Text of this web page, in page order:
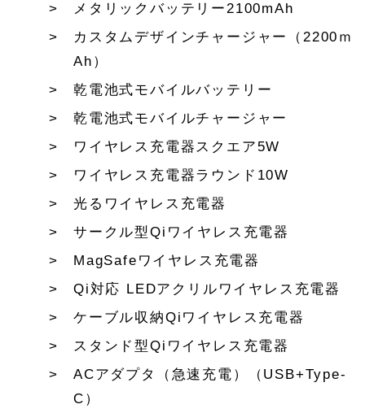
メタリックバッテリー2100mAh
カスタムデザインチャージャー（2200ｍ
Ah）
乾電池式モバイルバッテリー
乾電池式モバイルチャージャー
ワイヤレス充電器スクエア5W
ワイヤレス充電器ラウンド10W
光るワイヤレス充電器
サークル型Qiワイヤレス充電器
MagSafeワイヤレス充電器
Qi対応 LEDアクリルワイヤレス充電器
ケーブル収納Qiワイヤレス充電器
スタンド型Qiワイヤレス充電器
ACアダプタ（急速充電）（USB+Type-
C）